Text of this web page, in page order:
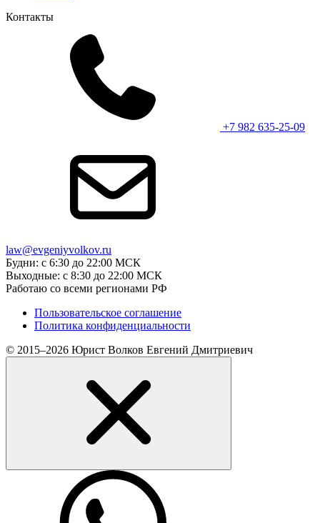
Контакты
+7 982 635-25-09
law@evgeniyvolkov.ru
Будни: с 6:30 до 22:00 МСК
Выходные: с 8:30 до 22:00 МСК
Работаю со всеми регионами РФ
Пользовательское соглашение
Политика конфиденциальности
© 2015–2026 Юрист Волков Евгений Дмитриевич